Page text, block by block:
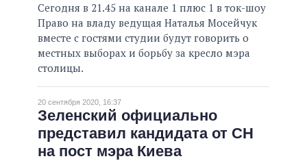
Сегодня в 21.45 на канале 1 плюс 1 в ток-шоу
Право на владу ведущая Наталья Мосейчук
вместе с гостями студии будут говорить о
местных выборах и борьбу за кресло мэра
столицы.
20 сентября 2020, 16:37
Зеленский официально
представил кандидата от СН
на пост мэра Киева